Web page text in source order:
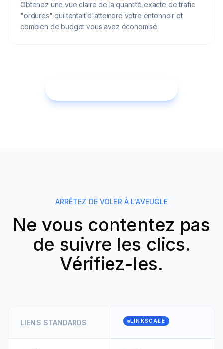
Obtenez une vue claire de la quantité exacte de trafic
"ordures" qui tentait d'atteindre votre entonnoir et
combien de budget vous avez économisé.
ARRÊTEZ DE VOLER À L'AVEUGLE
Ne vous contentez pas
de suivre les clics.
Vérifiez-les.
LIENS STANDARDS LINKSCALE